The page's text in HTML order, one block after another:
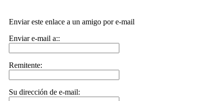
Enviar este enlace a un amigo por e-mail
Enviar e-mail a::
Remitente:
Su dirección de e-mail: